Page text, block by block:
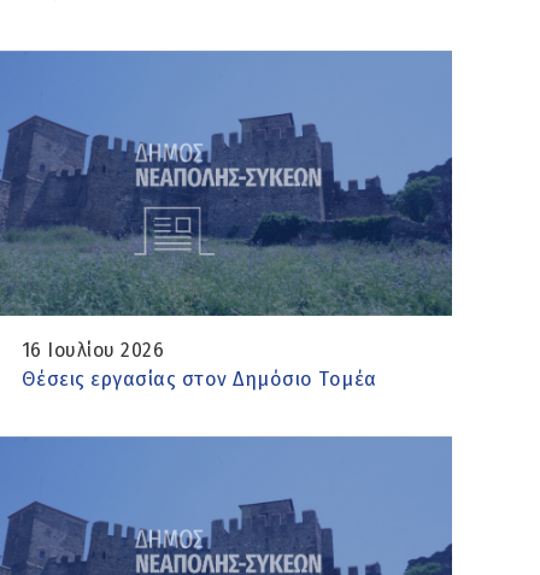
16 Ιουλίου 2026
Θέσεις εργασίας στον Δημόσιο Τομέα